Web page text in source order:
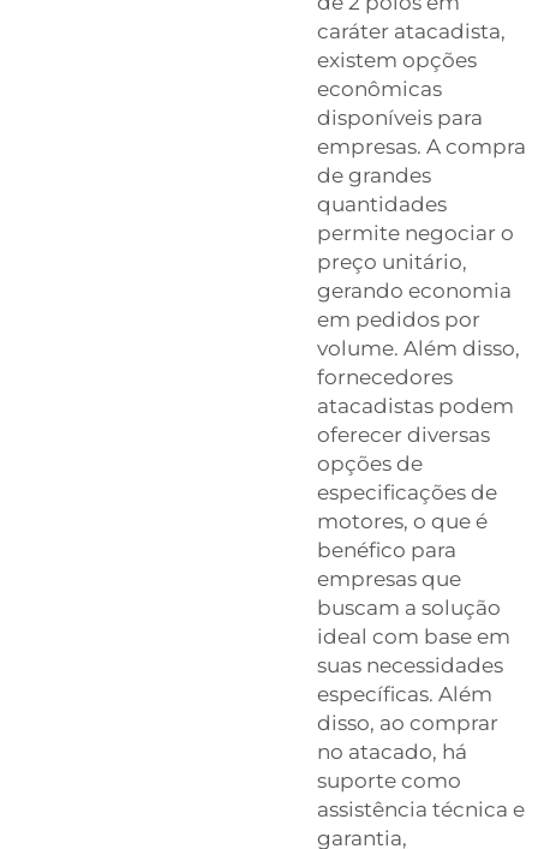
caráter atacadista,
existem opções
econômicas
disponíveis para
empresas. A compra
de grandes
quantidades
permite negociar o
preço unitário,
gerando economia
em pedidos por
volume. Além disso,
fornecedores
atacadistas podem
oferecer diversas
opções de
especificações de
motores, o que é
benéfico para
empresas que
buscam a solução
ideal com base em
suas necessidades
específicas. Além
disso, ao comprar
no atacado, há
suporte como
assistência técnica e
garantia,